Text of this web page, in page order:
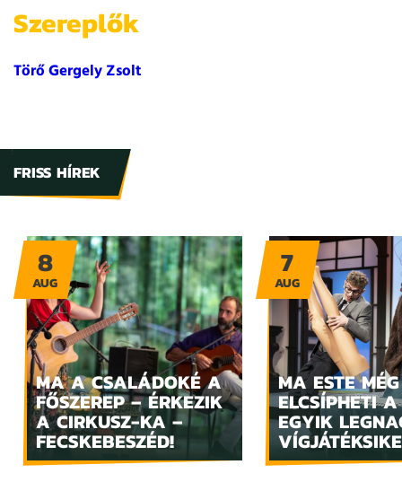
Szereplők
Törő Gergely Zsolt
FRISS HÍREK
MA A CSALÁDOKÉ A
FŐSZEREP – ÉRKEZIK
A CIRKUSZ-KA –
FECSKEBESZÉD!
8
AUG
MA ESTE MÉG
ELCSÍPHETI
EGYIK
7
AUG